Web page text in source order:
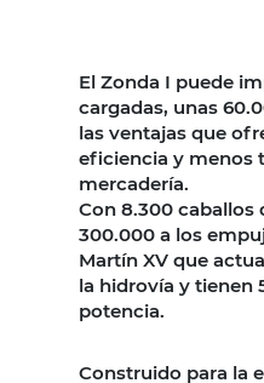
El Zonda I puede
cargadas, unas
las ventajas que
eficiencia y menos
mercadería.
Con 8.300 caballos
300.000 a los
Martín XV que
la hidrovía y tienen
potencia.
Construido para la